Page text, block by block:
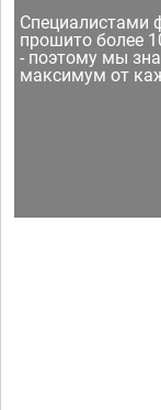
Специалистами
прошито более
- поэтому мы
максимум от